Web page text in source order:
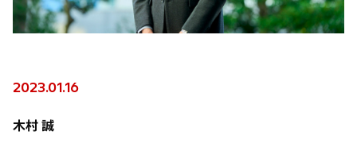
2023.01.16
木村 誠